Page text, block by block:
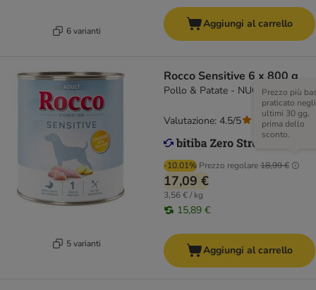
6 varianti
Aggiungi al carrello
5 varianti
Rocco Sensitive 6 x 800 g
Pollo & Patate - NUOVO!
-10.01% Prezzo regolare18,99 €
Prezzo più
praticato negli
ultimi 30 gg,
prima dello
sconto.
17,09 €
3,56 € / kg
15,89 €
Valutazione: 4.5/5 (96
Aggiungi al carrello